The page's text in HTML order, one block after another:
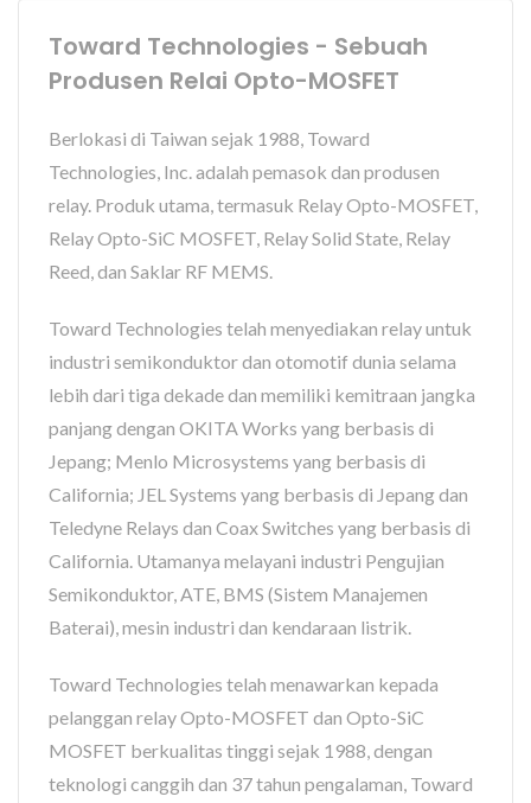
Toward Technologies - Sebuah
Produsen Relai Opto-MOSFET
Berlokasi di Taiwan sejak 1988, Toward
Technologies, Inc. adalah pemasok dan produsen
relay. Produk utama, termasuk Relay Opto-MOSFET,
Relay Opto-SiC MOSFET, Relay Solid State, Relay
Reed, dan Saklar RF MEMS.
Toward Technologies telah menyediakan relay untuk
industri semikonduktor dan otomotif dunia selama
lebih dari tiga dekade dan memiliki kemitraan jangka
panjang dengan OKITA Works yang berbasis di
Jepang; Menlo Microsystems yang berbasis di
California; JEL Systems yang berbasis di Jepang dan
Teledyne Relays dan Coax Switches yang berbasis di
California. Utamanya melayani industri Pengujian
Semikonduktor, ATE, BMS (Sistem Manajemen
Baterai), mesin industri dan kendaraan listrik.
Toward Technologies telah menawarkan kepada
pelanggan relay Opto-MOSFET dan Opto-SiC
MOSFET berkualitas tinggi sejak 1988, dengan
teknologi canggih dan 37 tahun pengalaman, Toward